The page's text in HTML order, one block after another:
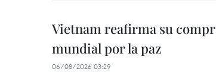
Vietnam reafirma su
mundial por la paz
06/08/2026 03:29